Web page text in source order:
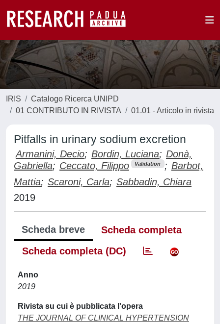
IRIS
Catalogo Ricerca UNIPD
01 CONTRIBUTO IN RIVISTA
01.01 - Articolo in rivista
Pitfalls in urinary sodium excretion
Armanini, Decio; Bordin, Luciana; Donà,
Gabriella; Ceccato, Filippo Validation ; Barbot,
Mattia; Scaroni, Carla; Sabbadin, Chiara
2019
Scheda breve
Scheda completa
Scheda completa (DC)
Anno
2019
Rivista su cui è pubblicata l'opera
THE JOURNAL OF CLINICAL HYPERTENSION